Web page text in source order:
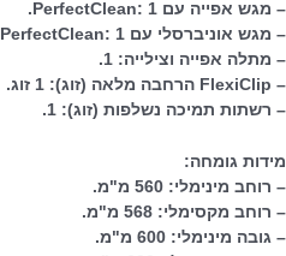
– מגש אפייה עם PerfectClean: 1.
– מגש אוניברסלי עם PerfectClean: 1.
– מתלה אפייה וצילייה: 1.
– FlexiClip הרחבה מלאה (זוג): 1 זוג.
– רשתות תמיכה נשלפות (זוג): 1.
מידות גומחה:
– רוחב מינימלי: 560 מ"מ.
– רוחב מקסימלי: 568 מ"מ.
– גובה מינימלי: 600 מ"מ.